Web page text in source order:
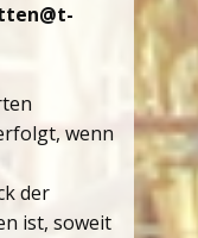
wenn
der
ist, soweit